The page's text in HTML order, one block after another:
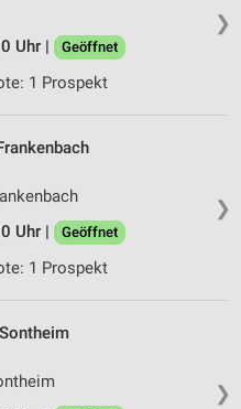
❯
Uhr |
Geöffnet
1 Prospekt
❯
Uhr |
Geöffnet
1 Prospekt
❯